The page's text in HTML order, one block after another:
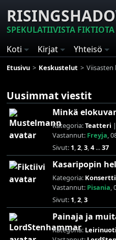
SPEKULATIIVISTA FIKTIOTA
Koti
Kirjat Yhteisö
Etusivu Keskustelut Viisasten
Uusimmat viestit
Minkä
Kategoria:Teatteri
Vastannut: Freyja ,
Sivut: 1 ,2 ,3 ,4...37
Kasaripopin
Kategoria:
Vastannut: Pisania
Sivut: 1 ,2 ,3
Painaja ja
Kategoria: